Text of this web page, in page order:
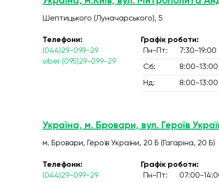
Шептицького (Луначарського), 5
Телефони:
(044)29-099-29
viber (095)29-099-29
Графік роботи:
Пн-Пт:
7:30-19:00
Сб: 8:00-13:00
Нд: 8:00-13:00
Україна, м. Бровари, вул. Героїв
м. Бровари, Героїв України, 20 Б (Гагаріна, 20 Б)
Телефони:
(044)29-099-29
Графік роботи:
Пн-Пт:
07:00-